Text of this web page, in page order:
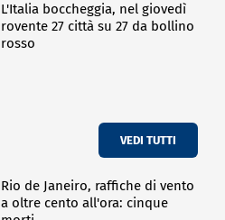
L'Italia boccheggia, nel giovedì
rovente 27 città su 27 da bollino
rosso
VEDI TUTTI
Rio de Janeiro, raffiche di vento
a oltre cento all'ora: cinque